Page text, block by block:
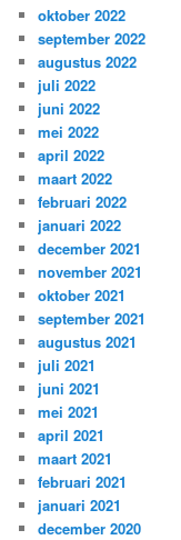
oktober 2022
september 2022
augustus 2022
juli 2022
juni 2022
mei 2022
april 2022
maart 2022
februari 2022
januari 2022
december 2021
november 2021
oktober 2021
september 2021
augustus 2021
juli 2021
juni 2021
mei 2021
april 2021
maart 2021
februari 2021
januari 2021
december 2020